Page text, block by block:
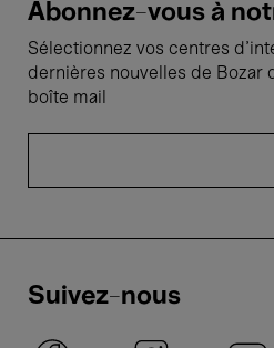
Abonnez-vous à
Sélectionnez vos centres
dernières nouvelles de Bozar
boîte mail
Suivez-nous